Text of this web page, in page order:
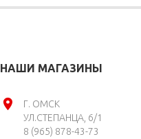
НАШИ МАГАЗИНЫ
Г. ОМСК
УЛ.СТЕПАНЦА, 6/1
8 (965) 878-43-73